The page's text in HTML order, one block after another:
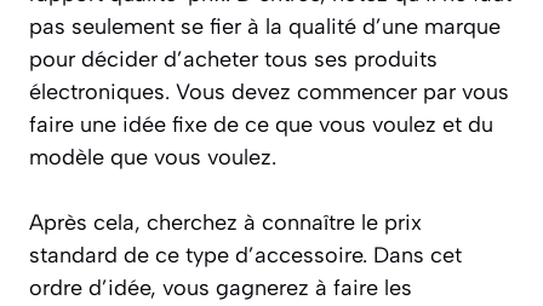
pas seulement se fier à la qualité d’une marque
pour décider d’acheter tous ses produits
électroniques. Vous devez commencer par vous
faire une idée fixe de ce que vous voulez et du
modèle que vous voulez.
Après cela, cherchez à connaître le prix
standard de ce type d’accessoire. Dans cet
ordre d’idée, vous gagnerez à faire les